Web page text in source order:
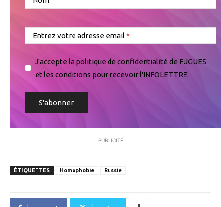
Entrez votre adresse email
J'accepte la politique de confidentialité de FUGUES
et les conditions pour recevoir l'INFOLETTRE.
PUBLICITÉ
ÉTIQUETTES Homophobie Russie